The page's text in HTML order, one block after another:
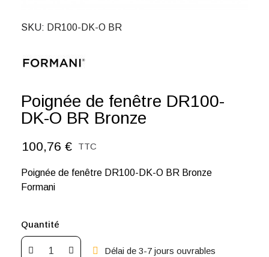
SKU DR100-DK-O BR
Poignée de fenêtre DR100-
DK-O BR Bronze
100,76 € TTC
Poignée de fenêtre DR100-DK-O BR Bronze
Formani
Quantité
Délai de 3-7 jours ouvrables